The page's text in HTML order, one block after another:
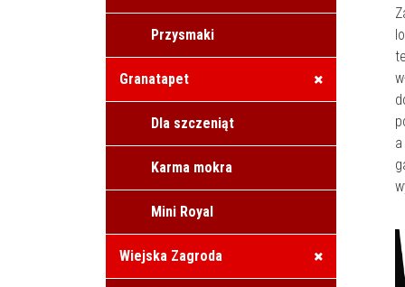
Przysmaki
Granatapet
Dla szczeniąt
Karma mokra
Mini Royal
Wiejska Zagroda